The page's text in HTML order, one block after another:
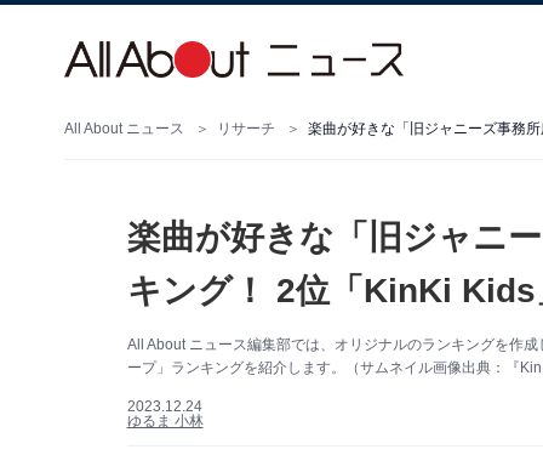
All About ニュース リサーチ 楽曲が好きな「旧ジャニーズ事務
楽曲が好きな「旧ジャニ
キング！ 2位「KinKi Kids
All About ニュース編集部では、オリジナルのランキングを作
ープ」ランキングを紹介します。（サムネイル画像出典：『
2023.12.24
ゆるま 小林